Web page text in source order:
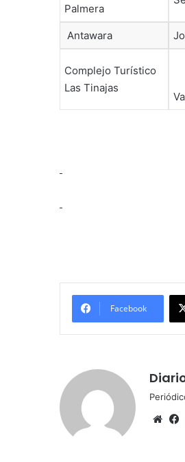
Palmera
Antawara
Complejo Turístico
Las Tinajas
Facebook
Siti